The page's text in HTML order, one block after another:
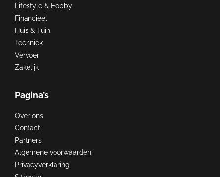
Lifestyle & Hobby
Financieel
Huis & Tuin
Techniek
Vervoer
Zakelijk
Pagina’s
Over ons
Contact
Partners
Algemene voorwaarden
Privacyverklaring